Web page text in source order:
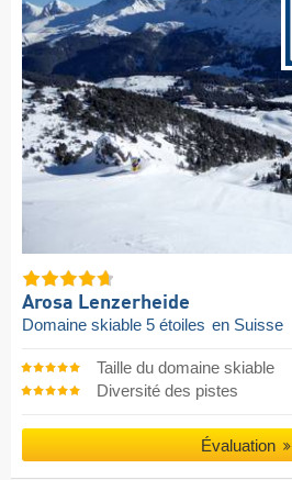
Arosa Lenzerheide
Domaine skiable 5 étoiles en Suisse
Taille du domaine skiable
Diversité des pistes
Évaluation